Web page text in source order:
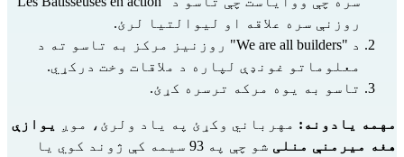
روزنې سره علاقه او لیوالتیا لرئ.
معلوماتو غونډې لپاره د ملاقات وخت درکړي.
تاسو به یوه مرکه ترسره کړئ.
مهمه یادونه: مهرباني وکړئ په یاد ولرئ، موږ
هغه میرمنې منلی